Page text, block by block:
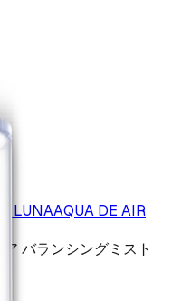
LUNAAQUA DE AIR
バランシングミスト